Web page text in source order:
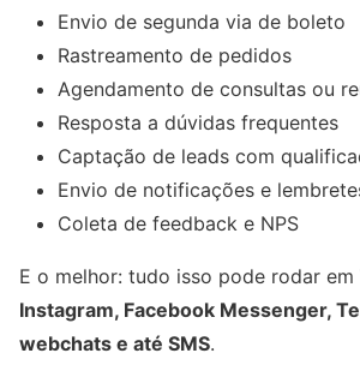
Envio de segunda via de boleto
Rastreamento de pedidos
Agendamento de consultas ou
Resposta a dúvidas frequentes
Captação de leads com
Envio de notificações e
Coleta de feedback e NPS
E o melhor: tudo isso pode rodar em
Instagram, Facebook Messenger,
webchats e até SMS.